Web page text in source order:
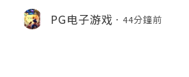
PG电子游戏 44分鐘前